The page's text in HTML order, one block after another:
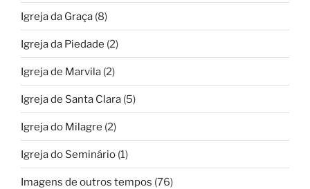
Igreja da Graça (8)
Igreja da Piedade (2)
Igreja de Marvila (2)
Igreja de Santa Clara (5)
Igreja do Milagre (2)
Igreja do Seminário (1)
Imagens de outros tempos (76)